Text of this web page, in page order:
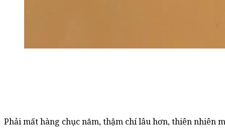
Phải mất hàng chục năm, thậm chí lâu hơn, thiên